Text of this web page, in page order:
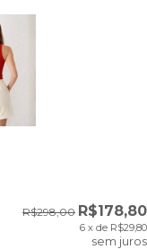
R$298,00 R$178,80
6 x de R$29,80
sem juros